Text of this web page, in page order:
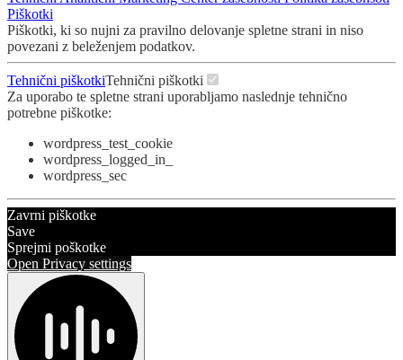
Piškotki
Piškotki, ki so nujni za pravilno delovanje spletne strani in niso
povezani z beleženjem podatkov.
Tehnični piškotkiTehnični piškotki
Za uporabo te spletne strani uporabljamo naslednje tehnično
potrebne piškotke:
wordpress_test_cookie
wordpress_logged_in_
wordpress_sec
Zavrni piškotke
Save
Sprejmi poškotke
Open Privacy settings